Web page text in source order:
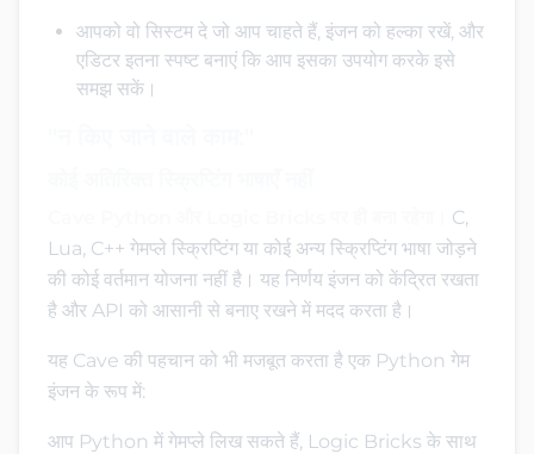
आपको वो सिस्टम दे जो आप चाहते हैं, इंजन को हल्का रखें, और
एडिटर इतना स्पष्ट बनाएं कि आप इसका उपयोग करके इसे
समझ सकें।
C,
Lua, C++ गेमप्ले स्क्रिप्टिंग या कोई अन्य स्क्रिप्टिंग भाषा जोड़ने
की कोई वर्तमान योजना नहीं है। यह निर्णय इंजन को केंद्रित रखता
है और API को आसानी से बनाए रखने में मदद करता है।
यह Cave की पहचान को भी मजबूत करता है एक Python गेम
इंजन के रूप में:
आप Python में गेमप्ले लिख सकते हैं, Logic Bricks के साथ